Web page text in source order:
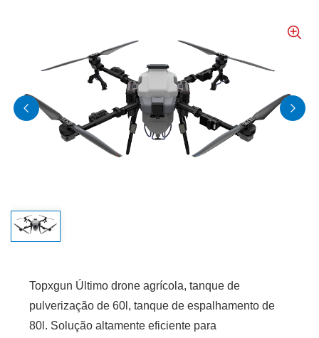
Tiếng Việt
Topxgun Último drone agrícola, tanque de
pulverização de 60l, tanque de espalhamento de
80l. Solução altamente eficiente para